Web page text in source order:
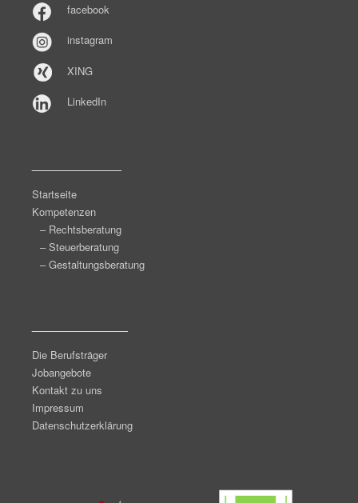
facebook
instagram
XING
LinkedIn
Startseite
Kompetenzen
– Rechtsberatung
– Steuerberatung
– Gestaltungsberatung
Die Berufsträger
Jobangebote
Kontakt zu uns
Impressum
Datenschutzerklärung